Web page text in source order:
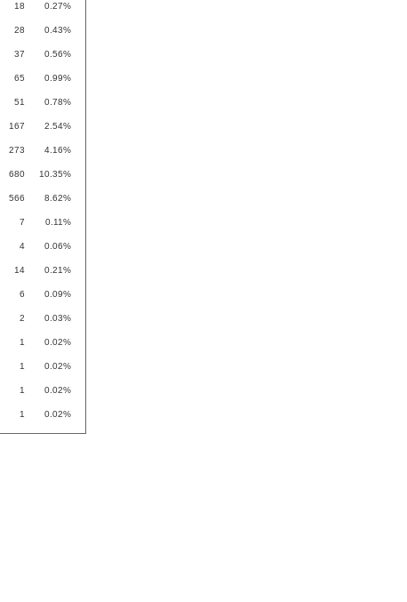
18 0.27%
28 0.43%
37 0.56%
65 0.99%
51 0.78%
167 2.54%
273 4.16%
680 10.35%
566 8.62%
7 0.11%
4 0.06%
14 0.21%
6 0.09%
2 0.03%
1 0.02%
1 0.02%
1 0.02%
1 0.02%